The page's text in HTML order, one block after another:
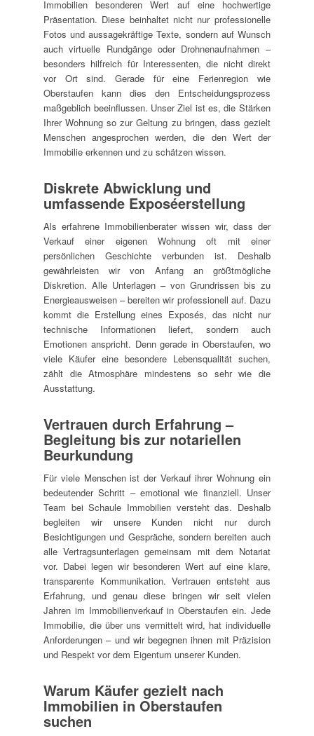
Immobilien besonderen Wert auf eine hochwertige
Präsentation. Diese beinhaltet nicht nur professionelle
Fotos und aussagekräftige Texte, sondern auf Wunsch
auch virtuelle Rundgänge oder Drohnenaufnahmen –
besonders hilfreich für Interessenten, die nicht direkt
vor Ort sind. Gerade für eine Ferienregion wie
Oberstaufen kann dies den Entscheidungsprozess
maßgeblich beeinflussen. Unser Ziel ist es, die Stärken
Ihrer Wohnung so zur Geltung zu bringen, dass gezielt
Menschen angesprochen werden, die den Wert der
Immobilie erkennen und zu schätzen wissen.
Diskrete Abwicklung und
umfassende Exposéerstellung
Als erfahrene Immobilienberater wissen wir, dass der
Verkauf einer eigenen Wohnung oft mit einer
persönlichen Geschichte verbunden ist. Deshalb
gewährleisten wir von Anfang an größtmögliche
Diskretion. Alle Unterlagen – von Grundrissen bis zu
Energieausweisen – bereiten wir professionell auf. Dazu
kommt die Erstellung eines Exposés, das nicht nur
technische Informationen liefert, sondern auch
Emotionen anspricht. Denn gerade in Oberstaufen, wo
viele Käufer eine besondere Lebensqualität suchen,
zählt die Atmosphäre mindestens so sehr wie die
Ausstattung.
Vertrauen durch Erfahrung –
Begleitung bis zur notariellen
Beurkundung
Für viele Menschen ist der Verkauf ihrer Wohnung ein
bedeutender Schritt – emotional wie finanziell. Unser
Team bei Schaule Immobilien versteht das. Deshalb
begleiten wir unsere Kunden nicht nur durch
Besichtigungen und Gespräche, sondern bereiten auch
alle Vertragsunterlagen gemeinsam mit dem Notariat
vor. Dabei legen wir besonderen Wert auf eine klare,
transparente Kommunikation. Vertrauen entsteht aus
Erfahrung, und genau diese bringen wir seit vielen
Jahren im Immobilienverkauf in Oberstaufen ein. Jede
Immobilie, die über uns vermittelt wird, hat individuelle
Anforderungen – und wir begegnen ihnen mit Präzision
und Respekt vor dem Eigentum unserer Kunden.
Warum Käufer gezielt nach
Immobilien in Oberstaufen
suchen